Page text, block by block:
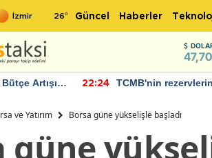
26° Güncel Haberler
Artışı
22:24
TCMB'nin
ve Yatırım Borsa güne yükselişle başladı
güne